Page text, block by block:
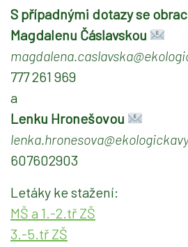
S případnými dotazy se
Magdalenu Čáslavskou
777 261 969
a
Lenku Hronešovou
607602903
Letáky ke stažení:
MŠ a 1.-2.tř ZŠ
3.-5.tř ZŠ